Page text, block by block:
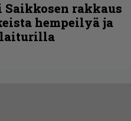
Saikkosen rakkaus
hempeilyä ja